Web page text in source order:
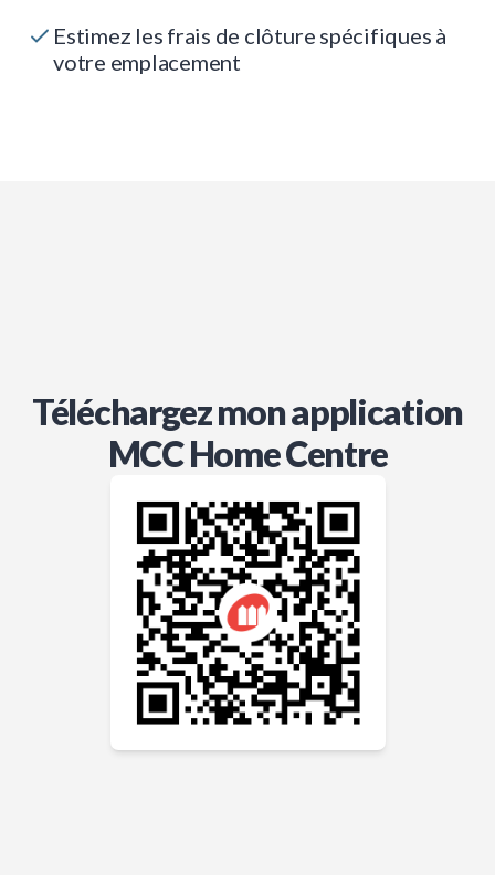
Estimez les frais de clôture spécifiques à
votre emplacement
Téléchargez mon application
MCC Home Centre